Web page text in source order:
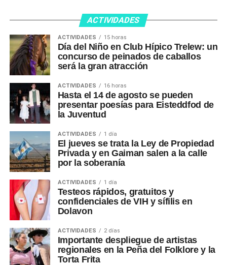
ACTIVIDADES
ACTIVIDADES 15 horas
Día del Niño en Club Hípico Trelew: un
concurso de peinados de caballos
será la gran atracción
ACTIVIDADES 16 horas
Hasta el 14 de agosto se pueden
presentar poesías para Eisteddfod de
la Juventud
ACTIVIDADES 1 día
El jueves se trata la Ley de Propiedad
Privada y en Gaiman salen a la calle
por la soberanía
ACTIVIDADES 1 día
Testeos rápidos, gratuitos y
confidenciales de VIH y sífilis en
Dolavon
ACTIVIDADES 2 días
Importante despliegue de artistas
regionales en la Peña del Folklore y la
Torta Frita